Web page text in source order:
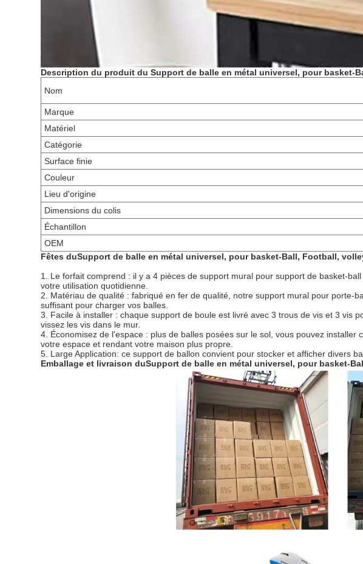
Description du produit duSupport de balle en métal universel, pour basket-
Nom
Marque
Matériel
Catégorie
Surface finie
Couleur
Lieu d'origine
Dimensions du colis
Échantillon
OEM
Fêtes duSupport de balle en métal universel, pour basket-Ball, Football,
1. Le forfait comprend : il y a 4 pièces de support mural pour support de basket-
votre utilisation quotidienne.
2. Matériau de qualité : fabriqué en fer de qualité, notre support mural pour porte-
suffisant pour charger vos balles.
3. Facile à installer : chaque support de boule est livré avec 3 trous de vis et 3 vis
vissez les vis dans le mur.
4. Économisez de l'espace : plus de balles posées sur le sol, vous pouvez
votre espace et rendant votre maison plus propre.
5. Large Application: ce support de ballon convient pour stocker et afficher divers
Emballage et livraison duSupport de balle en métal universel, pour basket-